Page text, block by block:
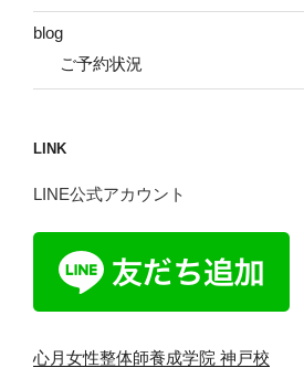
blog
ご予約状況
LINK
LINE公式アカウント
心月女性整体師養成学院 神戸校